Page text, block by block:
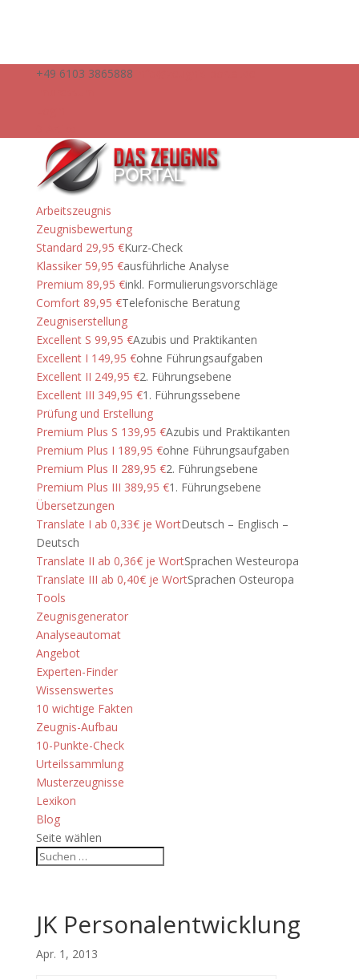
+49 6103 3865888
Arbeitszeugnis
Zeugnisbewertung
Standard 29,95 €Kurz-Check
Klassiker 59,95 €ausführliche Analyse
Premium 89,95 €inkl. Formulierungsvorschläge
Comfort 89,95 €Telefonische Beratung
Zeugniserstellung
Excellent S 99,95 €Azubis und Praktikanten
Excellent I 149,95 €ohne Führungsaufgaben
Excellent II 249,95 €2. Führungsebene
Excellent III 349,95 €1. Führungssebene
Prüfung und Erstellung
Premium Plus S 139,95 €Azubis und Praktikanten
Premium Plus I 189,95 €ohne Führungsaufgaben
Premium Plus II 289,95 €2. Führungsebene
Premium Plus III 389,95 €1. Führungsebene
Übersetzungen
Translate I ab 0,33€ je WortDeutsch – Englisch –
Deutsch
Translate II ab 0,36€ je WortSprachen Westeuropa
Translate III ab 0,40€ je WortSprachen Osteuropa
Tools
Zeugnisgenerator
Analyseautomat
Angebot
Experten-Finder
Wissenswertes
10 wichtige Fakten
Zeugnis-Aufbau
10-Punkte-Check
Urteilssammlung
Musterzeugnisse
Lexikon
Blog
Seite wählen
JK Personalentwicklung
Apr. 1, 2013